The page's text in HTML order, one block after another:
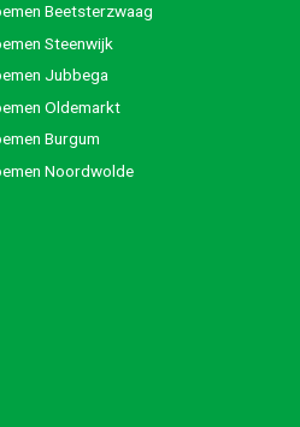
Beetsterzwaag
Steenwijk
Jubbega
Oldemarkt
Burgum
Noordwolde